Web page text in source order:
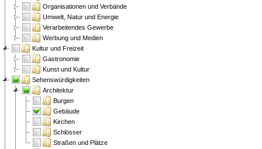
Organisationen und Verbände
Umwelt, Natur und Energie
Verarbeitendes Gewerbe
Werbung und Medien
Kultur und Freizeit
Gastronomie
Kunst und Kultur
Sehenswürdigkeiten
Architektur
Burgen
Gebäude
Kirchen
Schlösser
Straßen und Plätze